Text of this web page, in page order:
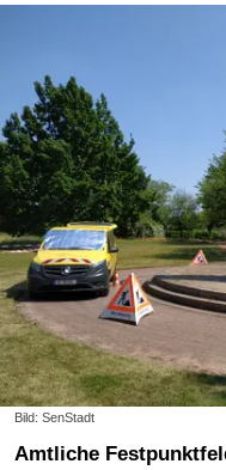
Bild: SenStadt
Amtliche